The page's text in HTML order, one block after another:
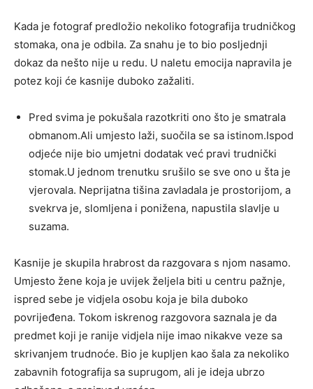
Kada je fotograf predložio nekoliko fotografija trudničkog
stomaka, ona je odbila. Za snahu je to bio posljednji
dokaz da nešto nije u redu. U naletu emocija napravila je
potez koji će kasnije duboko zažaliti.
Pred svima je pokušala razotkriti ono što je smatrala
obmanom.Ali umjesto laži, suočila se sa istinom.Ispod
odjeće nije bio umjetni dodatak već pravi trudnički
stomak.U jednom trenutku srušilo se sve ono u šta je
vjerovala. Neprijatna tišina zavladala je prostorijom, a
svekrva je, slomljena i ponižena, napustila slavlje u
suzama.
Kasnije je skupila hrabrost da razgovara s njom nasamo.
Umjesto žene koja je uvijek željela biti u centru pažnje,
ispred sebe je vidjela osobu koja je bila duboko
povrijeđena. Tokom iskrenog razgovora saznala je da
predmet koji je ranije vidjela nije imao nikakve veze sa
skrivanjem trudnoće. Bio je kupljen kao šala za nekoliko
zabavnih fotografija sa suprugom, ali je ideja ubrzo